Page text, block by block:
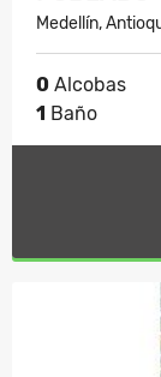
Medellín,
0 Alcobas
1 Baño